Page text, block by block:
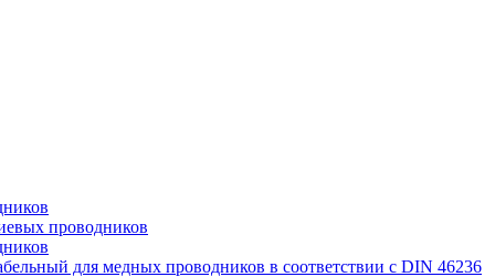
проводников
для медных проводников в соответствии с DIN 46236